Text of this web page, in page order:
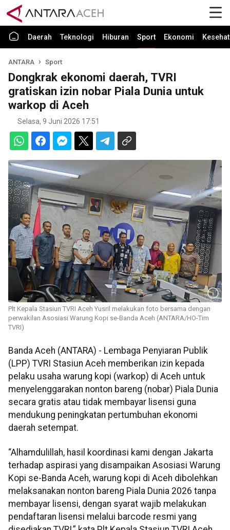
Daerah Teknologi Hiburan Sport Ekonomi
ANTARA Sport
Dongkrak ekonomi daerah, TVRI
gratiskan izin nobar Piala Dunia untuk
warkop di Aceh
Selasa, 9 Juni 2026 17:51
Plt Kepala Stasiun TVRI Aceh Yusril melakukan foto bersama dengan
perwakilan Asosiasi Warung Kopi se-Banda Aceh (ANTARA/HO-Tim
TVRI)
Banda Aceh (ANTARA) - Lembaga Penyiaran Publik
(LPP) TVRI Stasiun Aceh memberikan izin kepada
pelaku usaha warung kopi (warkop) di Aceh untuk
menyelenggarakan nonton bareng (nobar) Piala Dunia
secara gratis atau tidak membayar lisensi guna
mendukung peningkatan pertumbuhan ekonomi
daerah setempat.
“Alhamdulillah, hasil koordinasi kami dengan Jakarta
terhadap aspirasi yang disampaikan Asosiasi Warung
Kopi se-Banda Aceh, warung kopi di Aceh dibolehkan
melaksanakan nonton bareng Piala Dunia 2026 tanpa
membayar lisensi, dengan syarat wajib melakukan
pendaftaran lisensi melalui barcode resmi yang